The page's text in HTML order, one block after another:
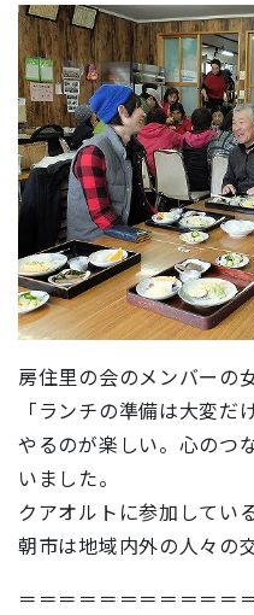
房住里の会のメンバーの
「ランチの準備は大変だ
やるのが楽しい。心のつ
いました。
クアオルトに参加してい
朝市は地域内外の人々の
＝＝＝＝＝＝＝＝＝＝＝